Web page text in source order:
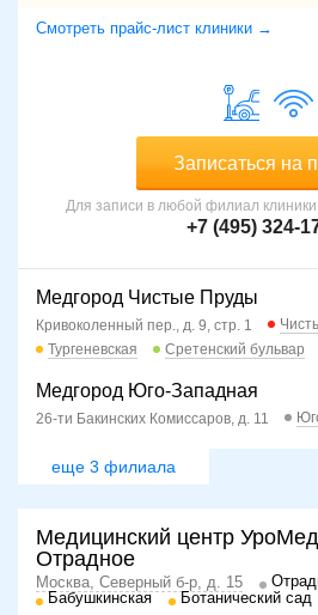
Смотреть прайс-лист клиники →
Записаться на
Для записи в любой филиал
+7 (495) 324-
Медгород Чистые Пруды
Кривоколенный пер., д. 9, стр. 1
Тургеневская
Сретенский бульвар
Медгород Юго-Западная
26-ти Бакинских Комиссаров, д. 11
еще 3 филиала
Медицинский центр
Отрадное
Москва, Северный б-р, д. 15
Бабушкинская
Ботанический сад